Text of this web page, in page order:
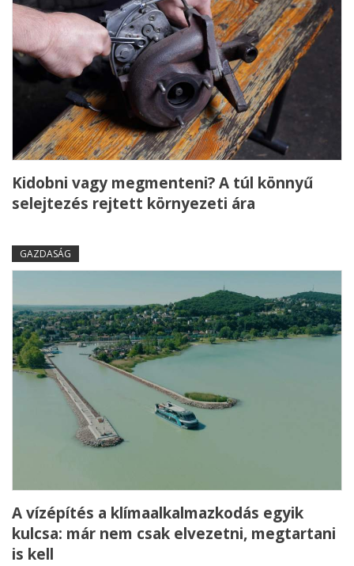
Kidobni vagy megmenteni? A túl könnyű
selejtezés rejtett környezeti ára
GAZDASÁG
A vízépítés a klímaalkalmazkodás egyik
kulcsa: már nem csak elvezetni, megtartani
is kell